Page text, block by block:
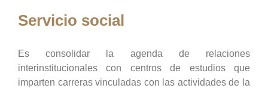
Servicio social
Es consolidar la agenda de relaciones
interinstitucionales con centros de estudios que
imparten carreras vinculadas con las actividades de la